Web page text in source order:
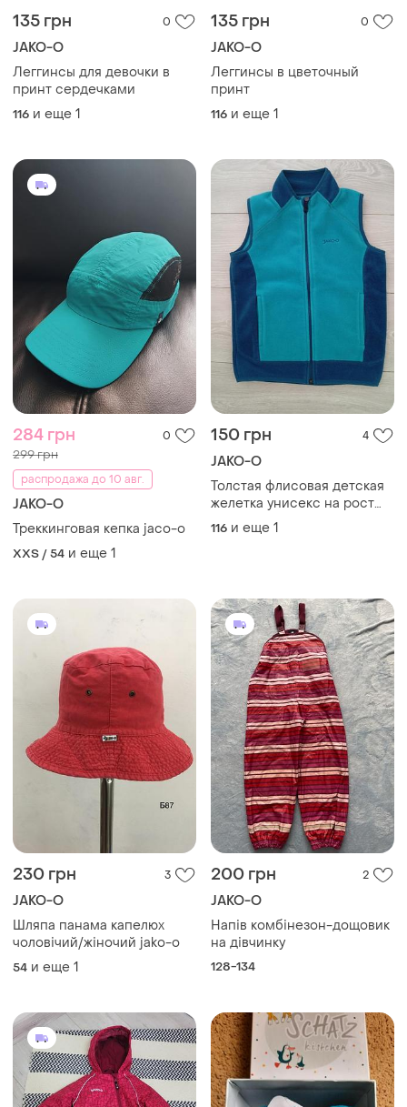
135 грн 0
JAKO-O
Леггинсы для девочки в
принт сердечками
116 и еще 1
135 грн 0
JAKO-O
Леггинсы в цветочный
принт
116 и еще 1
284 грн 0
299 грн
распродажа до 10 авг.
JAKO-O
Треккинговая кепка jaco-o
XXS / 54 и еще 1
150 грн 4
JAKO-O
Толстая флисовая детская
желетка унисекс на рост
116/122 jaco-o
116 и еще 1
230 грн 3
JAKO-O
Шляпа панама капелюх
чоловічий/жіночий jako-o
54 и еще 1
200 грн 2
JAKO-O
Напів комбінезон-дощовик
на дівчинку
128-134